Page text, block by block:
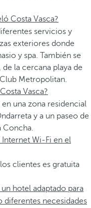
Costa Vasca?
servicios y
exteriores donde
y spa. También se
la cercana playa de
Metropolitan.
Vasca?
una zona residencial
y a un paseo de
Concha.
Internet Wi-Fi en el
clientes es gratuita
hotel adaptado para
diferentes necesidades